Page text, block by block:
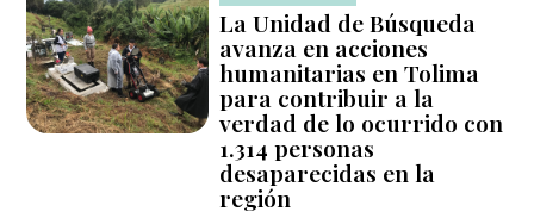
La Unidad de Búsqueda
avanza en acciones
humanitarias en Tolima
para contribuir a la
verdad de lo ocurrido con
1.314 personas
desaparecidas en la
región